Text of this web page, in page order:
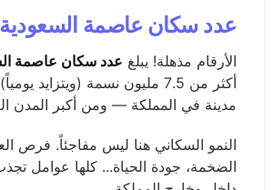
عدد سكان عاصمة السعودية
الأرقام مذهلة! يبلغ عدد سكان عاصمة
أكثر من 7.5 مليون نسمة (ويتزايد
مدينة في المملكة — ومن أكبر المدن
النمو السكاني هنا ليس مفاجئاً. فرص
الضخمة، جودة الحياة... كلها عوامل